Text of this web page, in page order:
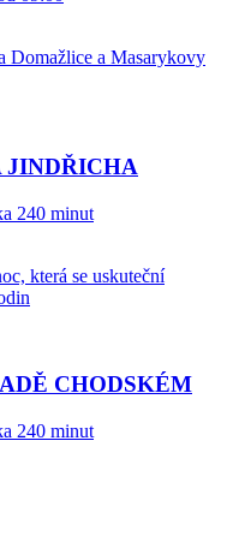
Domažlice a Masarykovy
JINDŘICHA
240 minut
která se uskuteční
CHODSKÉM
240 minut